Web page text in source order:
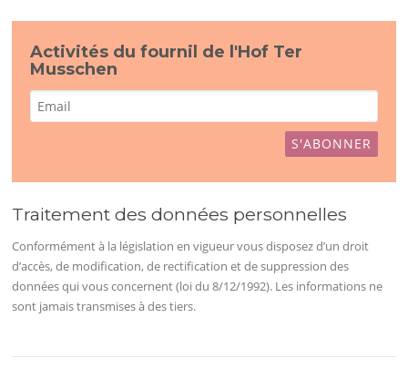
Activités du fournil de l'Hof Ter
Musschen
Traitement des données personnelles
Conformément à la législation en vigueur vous disposez d’un droit
d’accès, de modification, de rectification et de suppression des
données qui vous concernent (loi du 8/12/1992). Les informations ne
sont jamais transmises à des tiers.